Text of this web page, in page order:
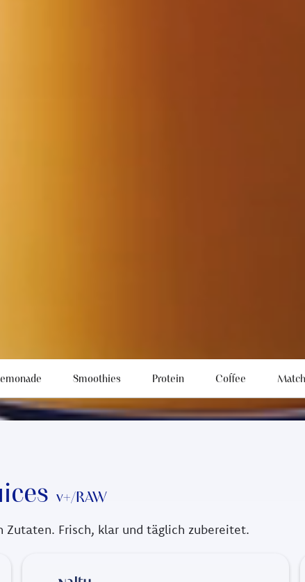
Smoothies Protein Coffee
v+/RAW
Zutaten. Frisch, klar und täglich zubereitet.